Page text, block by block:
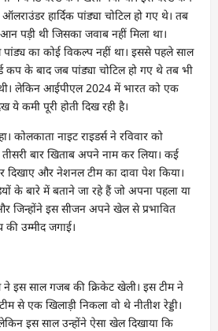
हार्दिक पांड्या चोटिल हो गए थे। तब
पड़ी थी जिसका जवाब नहीं मिला था।
का कोई विकल्प नहीं था। इससे पहले साल
कप के बाद जब पांड्या चोटिल हो गए थे तब भी
थी। लेकिन आईपीएल 2024 में भारत को एक
ये कमी पूरी होती दिख रही है।
कोलकाता नाइट राइडर्स ने रविवार को
तीसरी बार खिताब अपने नाम कर लिया। कई
दिखाए और नेशनल टीम का दावा पेश किया।
के बारे में बताने जा रहे हैं जो अपना पहला या
जिन्होंने इस सीजन अपने खेल से प्रभावित
की उम्मीद जगाई।
ने इस साल गजब की क्रिकेट खेली। इस टीम ने
से एक खिलाड़ी निकला वो थे नीतीश रेड्डी।
इस साल उन्होंने ऐसा खेल दिखाया कि